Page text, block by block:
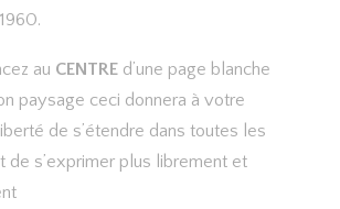
au CENTRE d’une page blanche
paysage ceci donnera à votre
de s’étendre dans toutes les
de s’exprimer plus librement et